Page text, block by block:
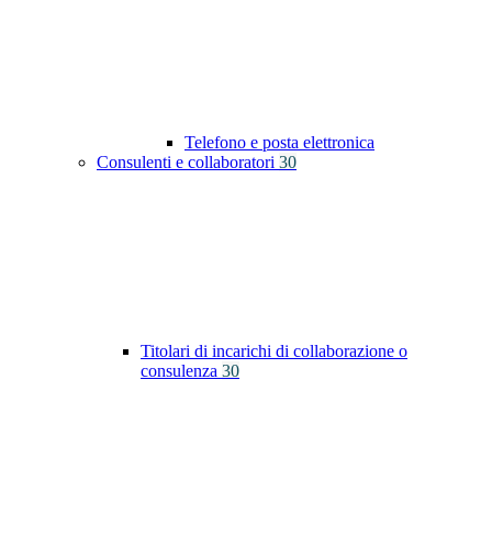
Telefono e posta elettronica
Consulenti e collaboratori 30
Titolari di incarichi di collaborazione o
consulenza 30